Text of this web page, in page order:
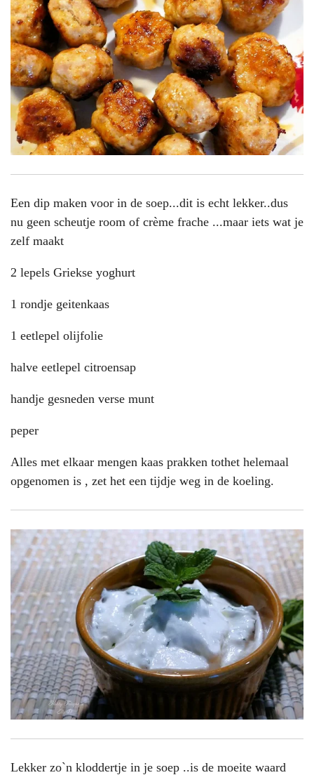
Een dip maken voor in de soep...dit is echt lekker..dus
nu geen scheutje room of crème frache ...maar iets wat je
zelf maakt
2 lepels Griekse yoghurt
1 rondje geitenkaas
1 eetlepel olijfolie
halve eetlepel citroensap
handje gesneden verse munt
peper
Alles met elkaar mengen kaas prakken tothet helemaal
opgenomen is , zet het een tijdje weg in de koeling.
Lekker zo`n kloddertje in je soep ..is de moeite waard